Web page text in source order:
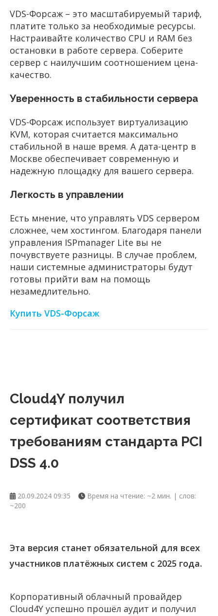
VDS-Форсаж – это масштабируемый тариф,
платите только за необходимые ресурсы.
Настраивайте количество CPU и RAM без
остановки в работе сервера. Соберите
сервер с наилучшим соотношением цена-
качество.
Уверенность в стабильности сервера
VDS-Форсаж использует виртуализацию
KVM, которая считается максимально
стабильной в наше время. А дата-центр в
Москве обеспечивает современную и
надежную площадку для вашего сервера.
Легкость в управлении
Есть мнение, что управлять VDS сервером
сложнее, чем хостингом. Благодаря панели
управления ISPmanager Lite вы не
почувствуете разницы. В случае проблем,
наши системные администраторы будут
готовы прийти вам на помощь
незамедлительно.
Купить VDS-Форсаж
Cloud4Y получил
сертификат соответствия
требованиям стандарта PCI
DSS 4.0
20.09.2024 09:35
Время на чтение: ~2 мин. | слов:
~200
Эта версия станет обязательной для всех
участников платёжных систем с 2025 года.
Корпоративный облачный провайдер
Cloud4Y успешно прошёл аудит и получил